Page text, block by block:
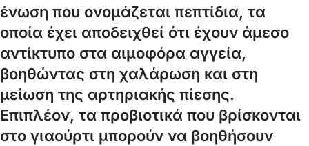
ένωση που ονομάζεται πεπτίδια, τα
οποία έχει αποδειχθεί ότι έχουν άμεσο
αντίκτυπο στα αιμοφόρα αγγεία,
βοηθώντας στη χαλάρωση και στη
μείωση της αρτηριακής πίεσης.
Επιπλέον, τα προβιοτικά που βρίσκονται
στο γιαούρτι μπορούν να βοηθήσουν